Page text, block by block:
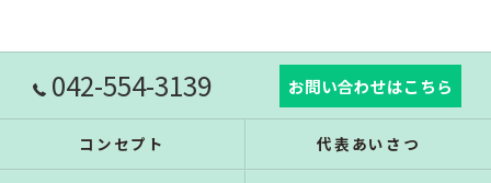
042-554-3139 お問い合わせはこちら
コンセプト 代表あいさつ